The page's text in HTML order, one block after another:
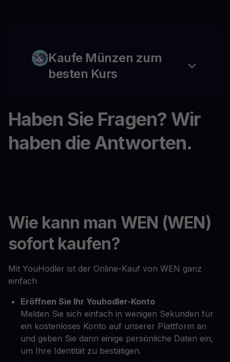
Kaufe Münzen zum
besten Kurs
Haben Sie Fragen? Wir
haben die Antworten.
Wie kann man WEN (WEN)
sofort kaufen?
Mit YouHodler ist der Online-Kauf von WEN ganz
einfach
Eröffnen Sie Ihr Youhodler-Konto
Melden Sie sich einfach in wenigen Sekunden für
ein kostenloses Konto auf unserer Plattform an
und geben Sie dann einige persönliche Daten ein,
um Ihre Identität zu bestätigen.